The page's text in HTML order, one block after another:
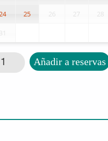
25 26 27 28
31
cinética 8 colores
Añadir a reservas